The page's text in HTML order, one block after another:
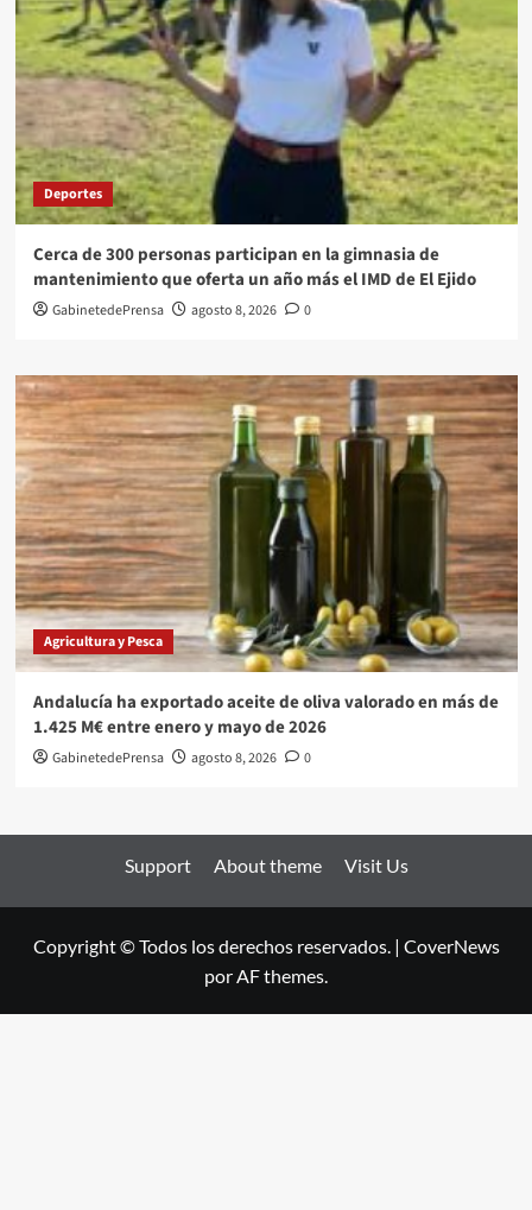
Deportes
Cerca de 300 personas participan en la gimnasia de
mantenimiento que oferta un año más el IMD de El Ejido
GabinetedePrensa agosto 8, 2026 0
Agricultura y Pesca
Andalucía ha exportado aceite de oliva valorado en más de
1.425 M€ entre enero y mayo de 2026
GabinetedePrensa agosto 8, 2026 0
Support About theme Visit Us
Copyright © Todos los derechos reservados. | CoverNews
por AF themes.